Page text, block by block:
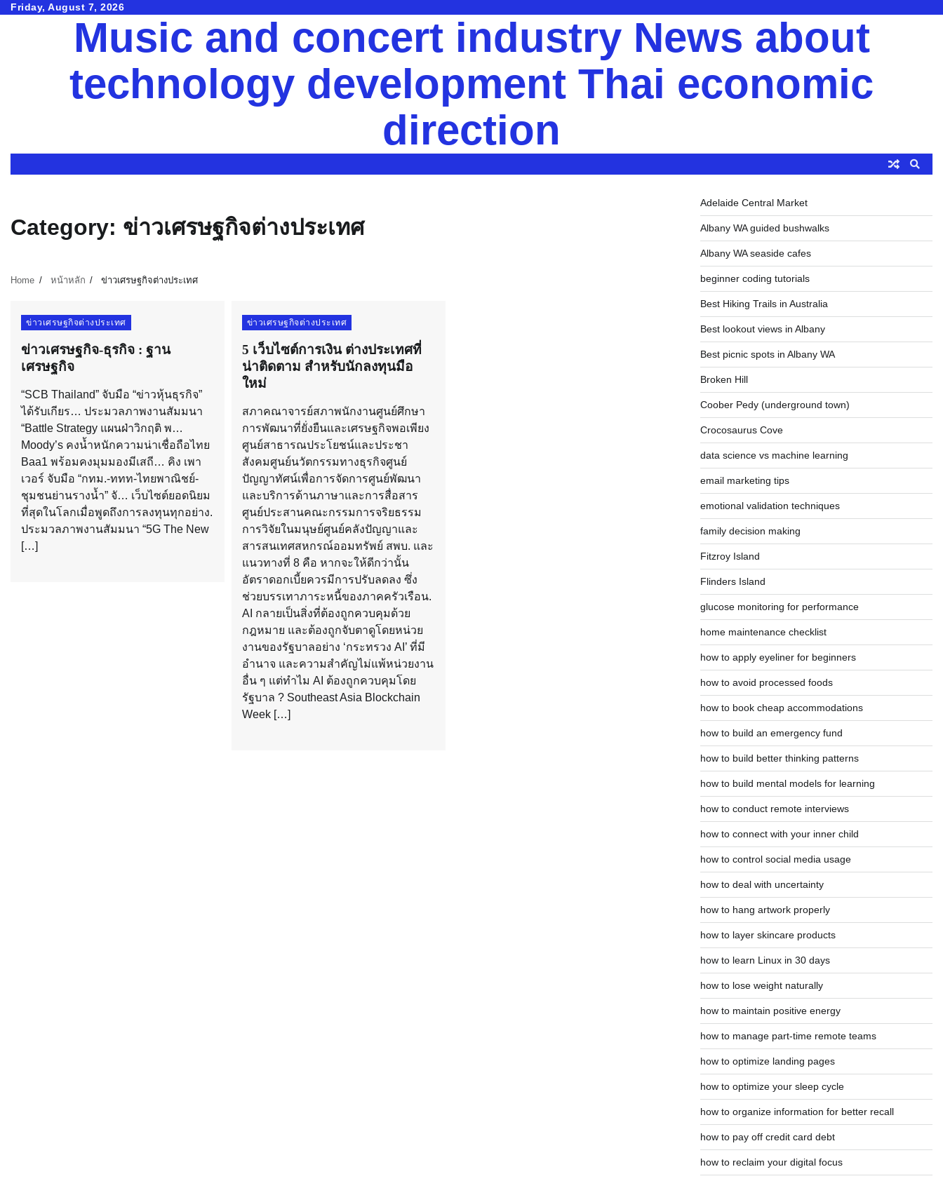
SkipFriday, August 7, 2026
Music and concert industry News about
technology development Thai economic
direction
Category: ข่าวเศรษฐกิจต่างประเทศ
Home หน้าหลัก ข่าวเศรษฐกิจต่างประเทศ
ข่าวเศรษฐกิจต่างประเทศ
ข่าวเศรษฐกิจ-ธุรกิจ : ฐาน
เศรษฐกิจ
“SCB Thailand” จับมือ “ข่าวหุ้นธุรกิจ”
ได้รับเกียร… ประมวลภาพงานสัมมนา
“Battle Strategy แผนฝ่าวิกฤติ พ…
Moody’s คงน้ำหนักความน่าเชื่อถือไทย
Baa1 พร้อมคงมุมมองมีเสถี… คิง เพา
เวอร์ จับมือ “กทม.-ททท-ไทยพาณิชย์-
ชุมชนย่านรางน้ำ” จั… เว็บไซต์ยอดนิยม
ที่สุดในโลกเมื่อพูดถึงการลงทุนทุกอย่าง.
ประมวลภาพงานสัมมนา “5G The New
[…]
ข่าวเศรษฐกิจต่างประเทศ
5 เว็บไซต์การเงิน ต่างประเทศที่
น่าติดตาม สำหรับนักลงทุนมือ
ใหม่
สภาคณาจารย์สภาพนักงานศูนย์ศึกษา
การพัฒนาที่ยั่งยืนและเศรษฐกิจพอเพียง
ศูนย์สาธารณประโยชน์และประชา
สังคมศูนย์นวัตกรรมทางธุรกิจศูนย์
ปัญญาทัศน์เพื่อการจัดการศูนย์พัฒนา
และบริการด้านภาษาและการสื่อสาร
ศูนย์ประสานคณะกรรมการจริยธรรม
การวิจัยในมนุษย์ศูนย์คลังปัญญาและ
สารสนเทศสหกรณ์ออมทรัพย์ สพบ. และ
แนวทางที่ 8 คือ หากจะให้ดีกว่านั้น
อัตราดอกเบี้ยควรมีการปรับลดลง ซึ่ง
ช่วยบรรเทาภาระหนี้ของภาคครัวเรือน.
AI กลายเป็นสิ่งที่ต้องถูกควบคุมด้วย
กฎหมาย และต้องถูกจับตาดูโดยหน่วย
งานของรัฐบาลอย่าง ‘กระทรวง AI’ ที่มี
อำนาจ และความสำคัญไม่แพ้หน่วยงาน
อื่น ๆ แต่ทำไม AI ต้องถูกควบคุมโดย
รัฐบาล ? Southeast Asia Blockchain
Week […]
Adelaide Central Market
Albany WA guided bushwalks
Albany WA seaside cafes
beginner coding tutorials
Best Hiking Trails in Australia
Best lookout views in Albany
Best picnic spots in Albany WA
Broken Hill
Coober Pedy (underground town)
Crocosaurus Cove
data science vs machine learning
email marketing tips
emotional validation techniques
family decision making
Fitzroy Island
Flinders Island
glucose monitoring for performance
home maintenance checklist
how to apply eyeliner for beginners
how to avoid processed foods
how to book cheap accommodations
how to build an emergency fund
how to build better thinking patterns
how to build mental models for learning
how to conduct remote interviews
how to connect with your inner child
how to control social media usage
how to deal with uncertainty
how to hang artwork properly
how to layer skincare products
how to learn Linux in 30 days
how to lose weight naturally
how to maintain positive energy
how to manage part-time remote teams
how to optimize landing pages
how to optimize your sleep cycle
how to organize information for better recall
how to pay off credit card debt
how to reclaim your digital focus